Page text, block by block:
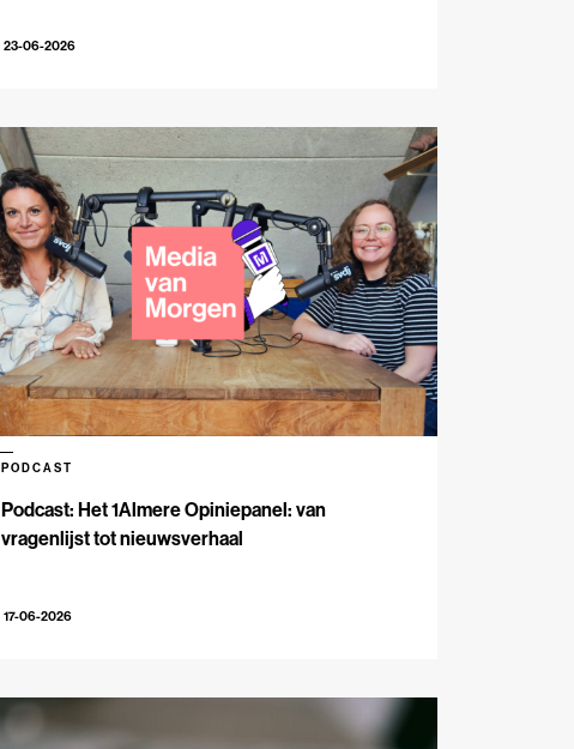
23-06-2026
Podcast: Het 1Almere Opiniepanel: van
vragenlijst tot nieuwsverhaal
PODCAST
17-06-2026